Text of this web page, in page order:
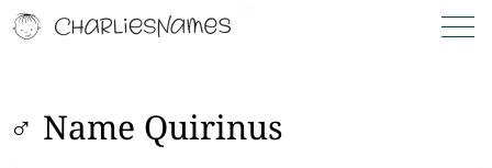
♂ Name Quirinus